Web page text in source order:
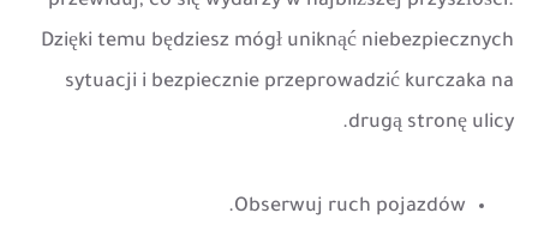
Dzięki temu będziesz mógł uniknąć niebezpiecznych
sytuacji i bezpiecznie przeprowadzić kurczaka na
drugą stronę ulicy.
Obserwuj ruch pojazdów.